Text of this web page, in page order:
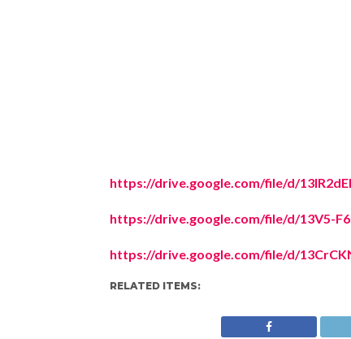
https://drive.google.com/file/d/
https://drive.google.com/file/d/13V5-
https://drive.google.com/file/d/
RELATED ITEMS: